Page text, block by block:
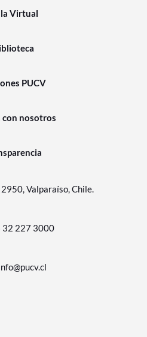
Virtual
PUCV
con nosotros
Valparaíso, Chile.
32 227 3000